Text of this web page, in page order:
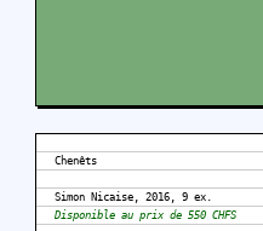
Chenêts
Simon Nicaise, 2016, 9 ex.
Disponible au prix de 550 CHFS